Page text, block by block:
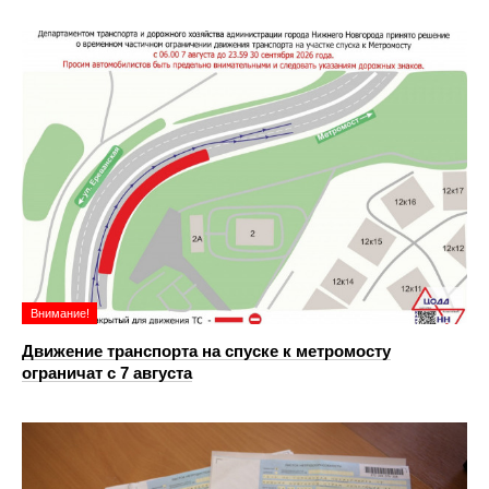
Внимание!
Движение транспорта на спуске к метромосту
ограничат с 7 августа